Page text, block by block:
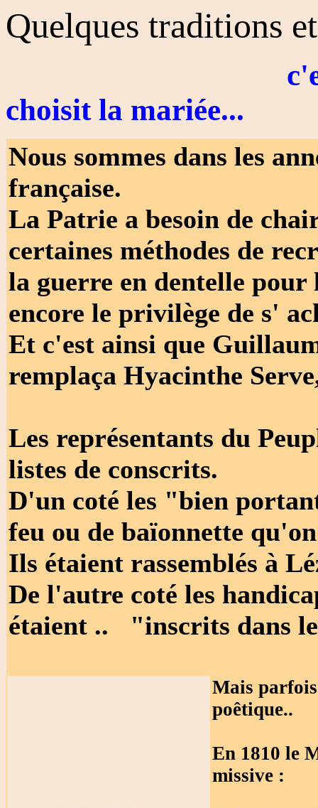
Quelques traditions
c'est le
choisit la mariée...
Nous sommes dans les
française.
La Patrie a besoin de
certaines méthodes de
la guerre en dentelle
encore le privilège de s'
Et c'est ainsi que
remplaça Hyacinthe
Les représentants du
listes de conscrits.
D'un coté les "bien
feu ou de baïonnette
Ils étaient rassemblés à
De l'autre coté les
étaient .. "inscrits dans
Mais
poêtique..
En 1810 le
missive :